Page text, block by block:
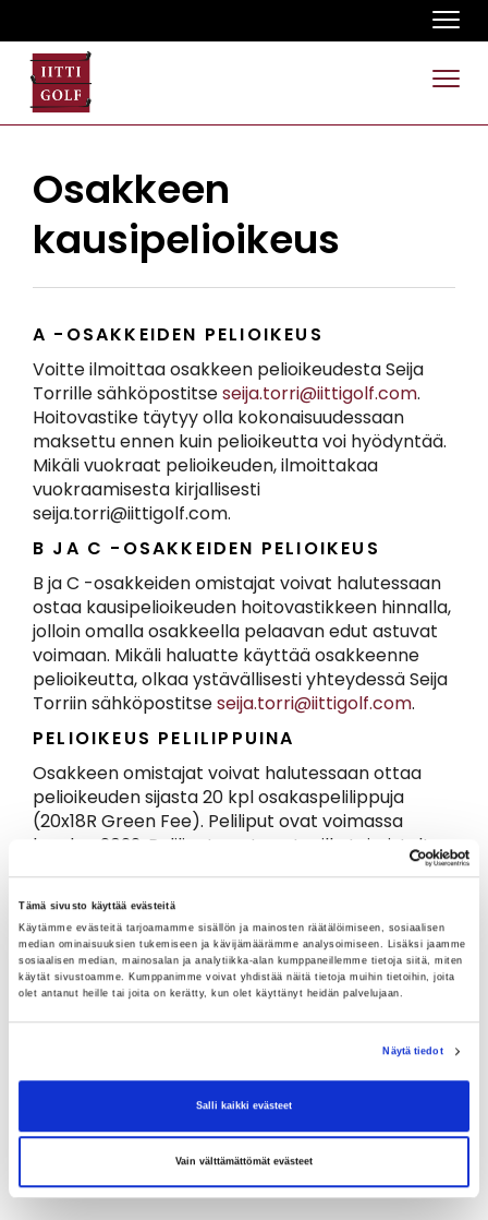
Tämä sivusto käyttää evästeitä
Käytämme evästeitä tarjoamamme sisällön ja mainosten räätälöimiseen, sosiaalisen
median ominaisuuksien tukemiseen ja kävijämäärämme analysoimiseen. Lisäksi jaamme
sosiaalisen median, mainosalan ja analytiikka-alan kumppaneillemme tietoja siitä, miten
käytät sivustoamme. Kumppanimme voivat yhdistää näitä tietoja muihin tietoihin, joita
olet antanut heille tai joita on kerätty, kun olet käyttänyt heidän palvelujaan.
Näytä tiedot
Salli kaikki evästeet
Vain välttämättömät evästeet
Osakkeen
kausipelioikeus
A -OSAKKEIDEN PELIOIKEUS
Voitte ilmoittaa osakkeen pelioikeudesta Seija
Torrille sähköpostitseseija.torri@iittigolf.com.
Hoitovastike täytyy olla kokonaisuudessaan
maksettu ennen kuin pelioikeutta voi hyödyntää.
Mikäli vuokraat pelioikeuden, ilmoittakaa
vuokraamisesta kirjallisesti
seija.torri@iittigolf.com.
B JA C -OSAKKEIDEN PELIOIKEUS
B ja C -osakkeiden omistajat voivat halutessaan
ostaa kausipelioikeuden hoitovastikkeen hinnalla,
jolloin omalla osakkeella pelaavan edut astuvat
voimaan. Mikäli haluatte käyttää osakkeenne
pelioikeutta, olkaa ystävällisesti yhteydessä Seija
Torriin sähköpostitseseija.torri@iittigolf.com.
PELIOIKEUS PELILIPPUINA
Osakkeen omistajat voivat halutessaan ottaa
pelioikeuden sijasta 20 kpl osakaspelilippuja
(20x18R Green Fee). Peliliput ovat voimassa
kauden 2022. Peliliput ovat saatavilla toimistolta
klubin aukioloaikoina. Hoitovastike täytyy olla
luovutamme peliliput.